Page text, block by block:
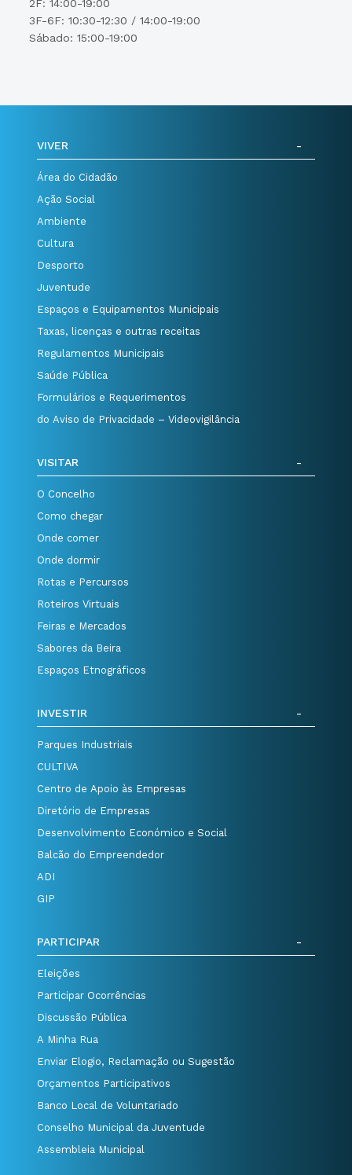
2F: 14:00-19:00
3F-6F: 10:30-12:30 / 14:00-19:00
Sábado: 15:00-19:00
VIVER
Área do Cidadão
Ação Social
Ambiente
Cultura
Desporto
Juventude
Espaços e Equipamentos Municipais
Taxas, licenças e outras receitas
Regulamentos Municipais
Saúde Pública
Formulários e Requerimentos
do Aviso de Privacidade – Videovigilância
VISITAR
O Concelho
Como chegar
Onde comer
Onde dormir
Rotas e Percursos
Roteiros Virtuais
Feiras e Mercados
Sabores da Beira
Espaços Etnográficos
INVESTIR
Parques Industriais
CULTIVA
Centro de Apoio às Empresas
Diretório de Empresas
Desenvolvimento Económico e Social
Balcão do Empreendedor
ADI
GIP
PARTICIPAR
Eleições
Participar Ocorrências
Discussão Pública
A Minha Rua
Enviar Elogio, Reclamação ou Sugestão
Orçamentos Participativos
Banco Local de Voluntariado
Conselho Municipal da Juventude
Assembleia Municipal